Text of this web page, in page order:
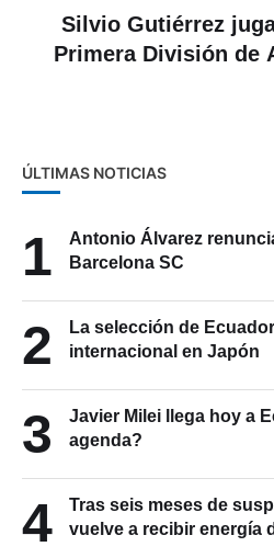
Silvio Gutiérrez
Primera División de
ÚLTIMAS NOTICIAS
1
Antonio Álvarez
Barcelona SC
2
La selección de
internacional en Japón
3
Javier Milei llega hoy a
agenda?
4
Tras seis meses de
vuelve a recibir energía